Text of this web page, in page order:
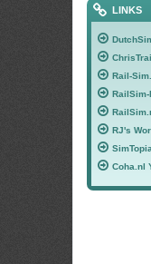
LINKS
Rail-
RJ's
Coha.nl